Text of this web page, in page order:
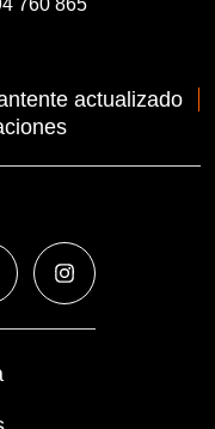
760 865
actualizado